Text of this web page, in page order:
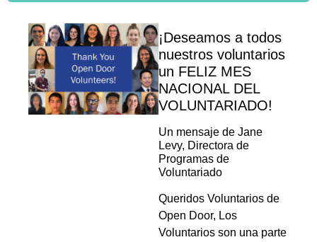
¡Deseamos a todos
nuestros voluntarios
un FELIZ MES
NACIONAL DEL
VOLUNTARIADO!
Un mensaje de Jane
Levy, Directora de
Programas de
Voluntariado
Queridos Voluntarios de
Open Door, Los
Voluntarios son una parte